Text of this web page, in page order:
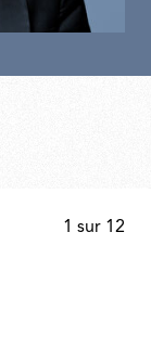
1 sur 12